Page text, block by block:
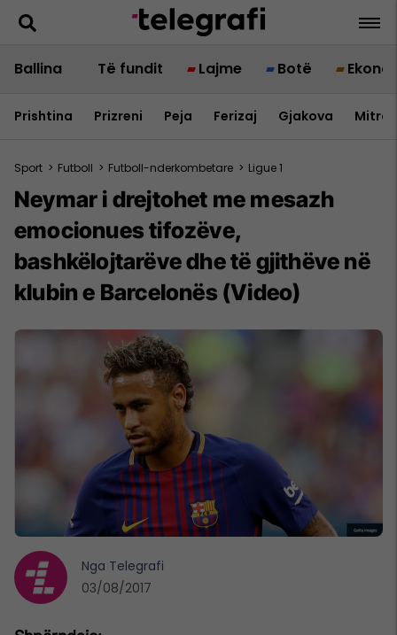
Ballina Të fundit Lajme Botë
Prishtina Prizreni Peja Ferizaj Gjakova
Sport > Futboll > Futboll-nderkombetare > Ligue 1
Neymar i drejtohet me mesazh
emocionues tifozëve,
bashkëlojtarëve dhe të gjithëve në
klubin e Barcelonës (Video)
Nga Telegrafi
03/08/2017